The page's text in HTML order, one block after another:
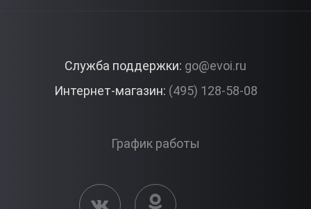
Premium
Контакты
Вопросы и ответы
Корпоративные подарки
Служба поддержки: go@evoi.ru
Интернет-магазин: (495) 128-58-08
График работы